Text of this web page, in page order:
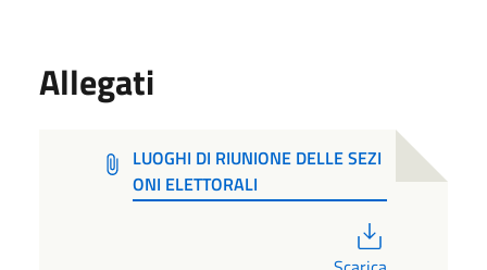
Allegati
LUOGHI DI RIUNIONE DELLE SEZI
ONI ELETTORALI